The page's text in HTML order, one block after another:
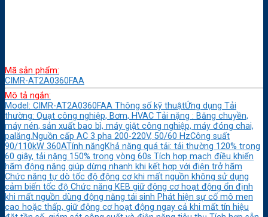
Mã sản phẩm:
CIMR-AT2A0360FAA
Mô tả ngắn:
Model: CIMR-AT2A0360FAA Thông số kỹ thuậtỨng dụng Tải
thường: Quạt công nghiệp, Bơm, HVAC Tải nặng : Băng chuyền,
máy nén, sản xuất bao bì, máy giặt công nghiệp, máy đóng chai,
palăng.Nguồn cấp AC 3 pha 200-220V, 50/60 HzCông suất
90/110kW 360ATính năngKhả năng quá tải: tải thường 120% trong
60 giây, tải nặng 150% trong vòng 60s Tích hợp mạch điều khiển
hãm động năng giúp dừng nhanh khi kết hợp với điện trở hãm
Chức năng tự dò tốc độ động cơ khi mất nguồn không sử dụng
cảm biến tốc độ Chức năng KEB giữ động cơ hoạt động ổn định
khi mất nguồn dùng động năng tái sinh Phát hiện sự cố mô men
cao hoặc thấp, giữ động cơ hoạt động ngay cả khi mất tín hiệu